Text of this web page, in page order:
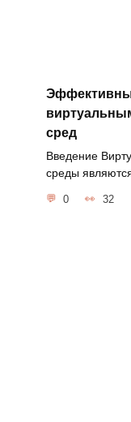
сред
Введение
среды
0 32